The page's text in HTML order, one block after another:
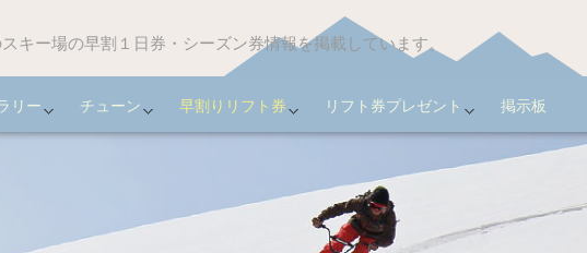
キー場の早割１日券・シーズン券情報を掲載しています。
リー チューン 早割りリフト券 リフト券プレゼント 掲示板